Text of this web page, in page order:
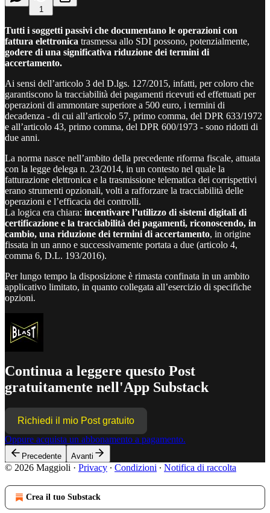
1
Tutti i soggetti passivi che documentano le operazioni con
fattura elettronica trasmessa allo SDI possono, potenzialmente,
godere di una significativa riduzione dei termini di
accertamento.
Ai sensi dell’articolo 3 del D.lgs. 127/2015, infatti, per coloro che
garantiscono la tracciabilità dei pagamenti ricevuti ed effettuati per
operazioni di ammontare superiore a 500 euro, i termini di
decadenza - di cui all’articolo 57, primo comma, del DPR 633/1972
e all’articolo 43, primo comma, del DPR 600/1973 - sono ridotti di
due anni.
La norma nasce nell’ambito della precedente riforma fiscale, attuata
con la legge delega n. 23/2014, in un contesto nel quale la
fatturazione elettronica e la trasmissione telematica dei corrispettivi
erano strumenti opzionali, volti a rafforzare la tracciabilità delle
operazioni e l’efficacia dei controlli.
La logica era chiara: incentivare l’utilizzo di sistemi digitali di
certificazione e la tracciabilità dei pagamenti, riconoscendo, in
cambio, una riduzione dei termini di accertamento, in origine
fissata in un anno e successivamente portata a due (articolo 4,
comma 6, D.L. 193/2016).
Per lungo tempo la disposizione è rimasta confinata in un ambito
applicativo limitato, in quanto collegata all’esercizio di specifiche
opzioni.
Continua a leggere questo Post
gratuitamente nell'App Substack
Richiedi il mio Post gratuito
Oppure acquista un abbonamento a pagamento.
Precedente Avanti
© 2026 Maggioli · Privacy ∙ Condizioni ∙ Notifica di raccolta
Crea il tuo Substack